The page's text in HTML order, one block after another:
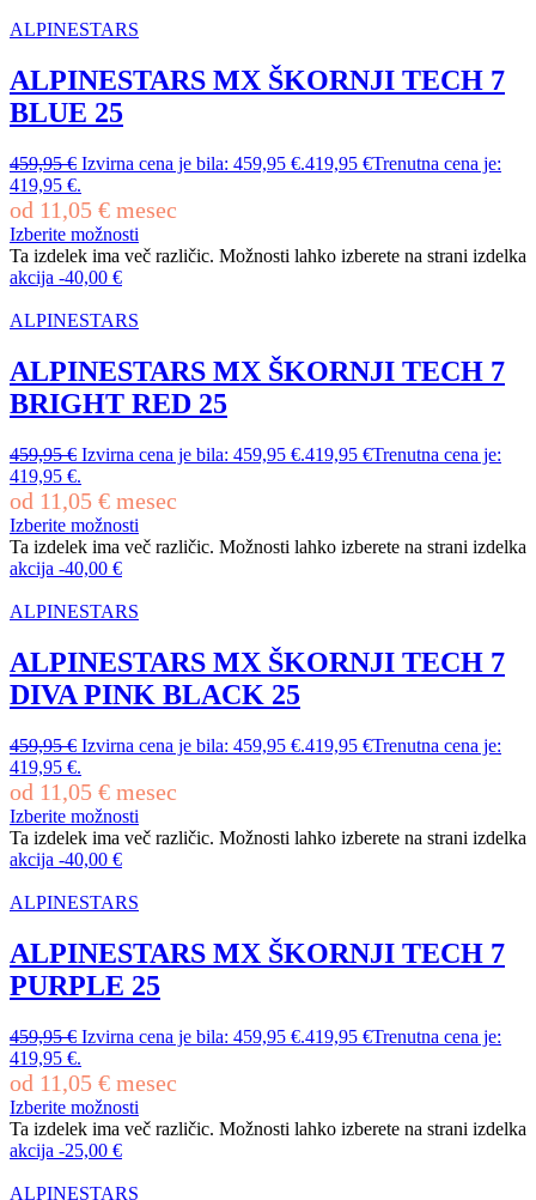
ALPINESTARS
ALPINESTARS MX ŠKORNJI TECH 7
BLUE 25
459,95€ Izvirna cena je bila: 459,95 €.419,95 €Trenutna cena je:
419,95 €.
od 11,05 € mesec
Izberite možnosti
Ta izdelek ima več različic. Možnosti lahko izberete na strani izdelka
akcija -40,00 €
ALPINESTARS
ALPINESTARS MX ŠKORNJI TECH 7
BRIGHT RED 25
459,95€ Izvirna cena je bila: 459,95 €.419,95 €Trenutna cena je:
419,95 €.
od 11,05 € mesec
Izberite možnosti
Ta izdelek ima več različic. Možnosti lahko izberete na strani izdelka
akcija -40,00 €
ALPINESTARS
ALPINESTARS MX ŠKORNJI TECH 7
DIVA PINK BLACK 25
459,95€ Izvirna cena je bila: 459,95 €.419,95 €Trenutna cena je:
419,95 €.
od 11,05 € mesec
Izberite možnosti
Ta izdelek ima več različic. Možnosti lahko izberete na strani izdelka
akcija -40,00 €
ALPINESTARS
ALPINESTARS MX ŠKORNJI TECH 7
PURPLE 25
459,95€ Izvirna cena je bila: 459,95 €.419,95 €Trenutna cena je:
419,95 €.
od 11,05 € mesec
Izberite možnosti
Ta izdelek ima več različic. Možnosti lahko izberete na strani izdelka
akcija -25,00 €
ALPINESTARS